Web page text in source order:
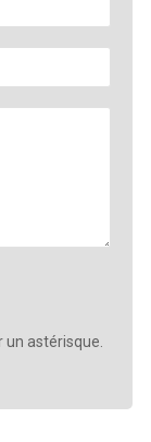
astérisque.